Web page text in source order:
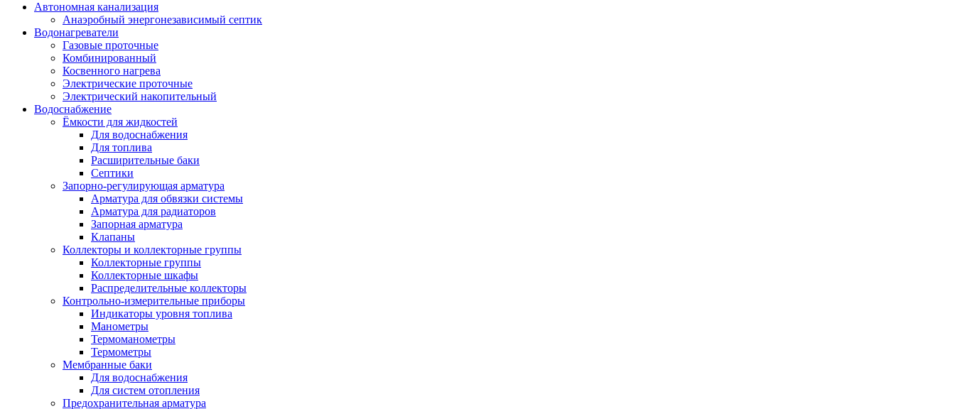
Автономная канализация
Анаэробный энергонезависимый септик
Водонагреватели
Газовые проточные
Комбинированный
Косвенного нагрева
Электрические проточные
Электрический накопительный
Водоснабжение
Ёмкости для жидкостей
Для водоснабжения
Для топлива
Расширительные баки
Септики
Запорно-регулирующая арматура
Арматура для обвязки системы
Арматура для радиаторов
Запорная арматура
Клапаны
Коллекторы и коллекторные группы
Коллекторные группы
Коллекторные шкафы
Распределительные коллекторы
Контрольно-измерительные приборы
Индикаторы уровня топлива
Манометры
Термоманометры
Термометры
Мембранные баки
Для водоснабжения
Для систем отопления
Предохранительная арматура